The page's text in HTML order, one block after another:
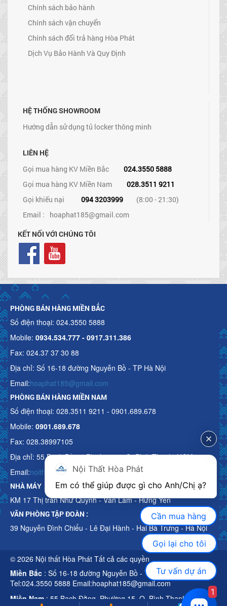
Chính sách bảo hành
Chính sách vận chuyển
Chính sách đổi trả hàng Hòa Phát
Dịch Vụ Bảo Hành Và Quy Định
HỆ THỐNG SHOWROOM
Hướng dẫn sử dụng tủ locker thông minh
LIÊN HỆ
Gọi mua hàng KV Miền Bắc
024.3550 5888
Gọi mua hàng KV Miền Nam
028.3511 9211
Gọi khiếu nại
094 3203999
(8:00 - 21:30)
Email : hoaphat185@gmail.com
KẾT NỐI VỚI CHÚNG TÔI
PHÒNG BÁN HÀNG MIỀN BẮC
Số điện thoại: 024.3550 5888
Mobile: 0934.534.777 - 0917.311.386
Fax: 024.37 37 30 88
Địa chỉ: Số 16-18 đường Nguyễn Bồ - TP Hà Nội
Email:hoaphat185@gmail.com
PHÒNG BÁN HÀNG MIỀN NAM
Số điện thoại: 028.3511 9211 - 0901.689.678
Mobile: 0901.689.678
Fax: 028.38997105
Địa chỉ: 55 Bạch Đằng, Phường 15, Q. Bình Thạnh, HCM
Email:noithathoaphattot@gmail.com
NHÀ MÁY
KM 17 Thị trấn Như Quỳnh - Văn Lâm - Hưng Yên
VĂN PHÒNG TẬP ĐOÀN :
39 Nguyễn Đình Chiểu - Lê Đại Hành - Hai Bà Trưng - Hà Nội
© 2026 Nội thất Hòa Phát Tất cả các quyền
Miền Bắc : Số 16-18 đường Nguyễn Bồ - TP Hà Nội
Tel:024.3550 5888 Email:hoaphat185@gmail.com
Miền Nam : 55 Bạch Đằng, Phường 15, Q. Bình Thạnh, HCM
Nội Thất Hòa Phát
Cần mua hàng
Gọi lại cho tôi
Tư vấn dự án
1